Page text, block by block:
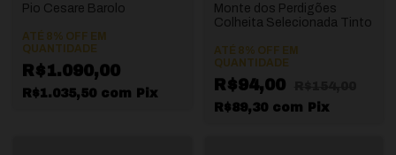
Pio Cesare Barolo
ATÉ 8% OFF EM
QUANTIDADE
R$1.090,00
R$1.035,50 com Pix
Monte dos Perdigões
Colheita Selecionada Tinto
ATÉ 8% OFF EM
QUANTIDADE
R$94,00
R$89,30 com Pix